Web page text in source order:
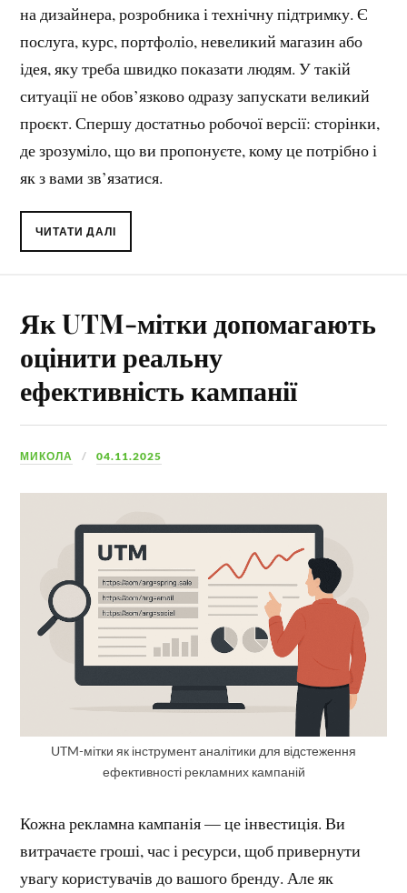
на дизайнера, розробника і технічну підтримку. Є
послуга, курс, портфоліо, невеликий магазин або
ідея, яку треба швидко показати людям. У такій
ситуації не обов’язково одразу запускати великий
проєкт. Спершу достатньо робочої версії: сторінки,
де зрозуміло, що ви пропонуєте, кому це потрібно і
як з вами зв’язатися.
ЧИТАТИ ДАЛІ
Як UTM-мітки допомагають
оцінити реальну
ефективність кампанії
МИКОЛА 04.11.2025
UTM-мітки як інструмент аналітики для відстеження
ефективності рекламних кампаній
Кожна рекламна кампанія — це інвестиція. Ви
витрачаєте гроші, час і ресурси, щоб привернути
увагу користувачів до вашого бренду. Але як